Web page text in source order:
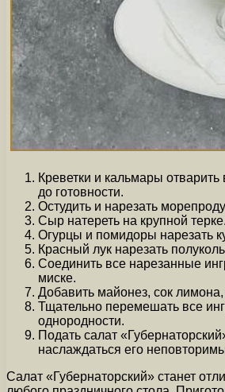
Креветки и кальмары
до готовности.
Остудить и нарезать
Сыр натереть на крупной терке.
Огурцы и помидоры нарезать
Красный лук нарезать
Соединить все нарезанные
миске.
Добавить майонез, сок
Тщательно перемешать все
однородности.
Подать салат
наслаждаться его
Салат «Губернаторский» станет